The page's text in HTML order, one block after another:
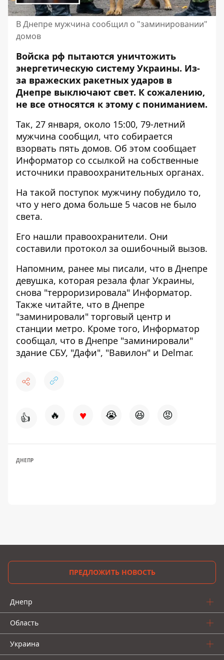
В Днепре мужчина сообщил о "заминировании"
домов
Войска рф пытаются уничтожить
энергетическую систему Украины. Из-
за вражеских ракетных ударов в
Днепре выключают свет. К сожалению,
не все относятся к этому с пониманием.
Так, 27 января, около 15:00, 79-летний
мужчина сообщил, что собирается
взорвать пять домов. Об этом сообщает
Информатор со ссылкой на собственные
источники правоохранительных органах.
На такой поступок мужчину побудило то,
что у него дома больше 5 часов не было
света.
Его нашли правоохранители. Они
составили протокол за ошибочный вызов.
Напомним, ранее мы писали, что в Днепре
девушка, которая резала флаг Украины,
снова "терроризировала" Информатор.
Также читайте, что в Днепре
"заминировали" торговый центр и
станции метро. Кроме того, Информатор
сообщал, что в Днепре "заминировали"
здание СБУ, "Дафи", "Вавилон" и Delmar.
👍 🔥 ♥ 😭 😆 😡
ДНЕПР
ПРЕДЛОЖИТЬ НОВОСТЬ
Днепр
Область
Украина